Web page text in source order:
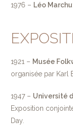
1976 – Léo
1921 – Musée
organisée par Karl
1947 – Université
Exposition
Day.